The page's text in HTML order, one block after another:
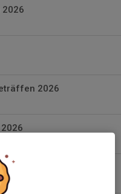
2026
2026